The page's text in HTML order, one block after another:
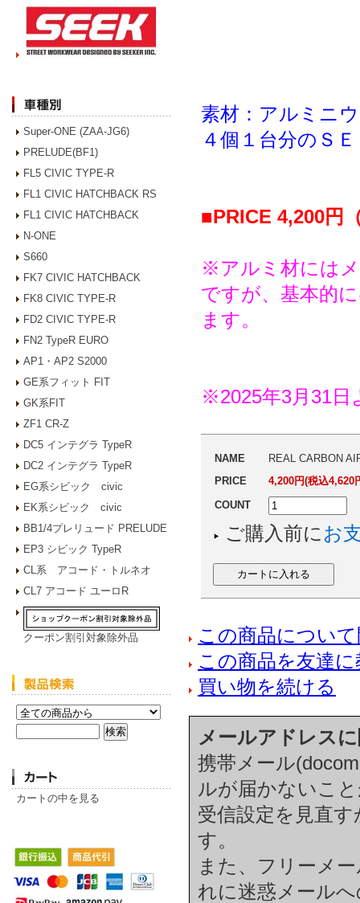
Super-ONE (ZAA-JG6)
PRELUDE(BF1)
FL5 CIVIC TYPE-R
FL1 CIVIC HATCHBACK RS
FL1 CIVIC HATCHBACK
N-ONE
S660
FK7 CIVIC HATCHBACK
FK8 CIVIC TYPE-R
FD2 CIVIC TYPE-R
FN2 TypeR EURO
AP1・AP2 S2000
GE系フィット FIT
GK系FIT
ZF1 CR-Z
DC5 インテグラ TypeR
DC2 インテグラ TypeR
EG系シビック civic
EK系シビック civic
BB1/4プレリュード PRELUDE
EP3 シビック TypeR
CL系 アコード・トルネオ
CL7 アコード ユーロR
クーポン割引対象除外品
カートの中を見る
素材：アルミニ
４個１台分のＳ
■PRICE 4,200円
※アルミ材には
ですが、基本的
ます。
※2025年3月31日
NAME
REAL CARBON
PRICE
4,200円(税込4,620
COUNT
ご購入前に お
この商品につい
この商品を友達
買い物を続ける
メールアドレス
携帯メール
ルが届かないこ
受信設定を見直
す。
また、フリーメ
れに迷惑メール